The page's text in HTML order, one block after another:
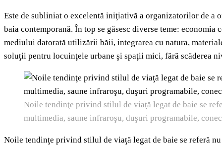
Este de subliniat o excelentă iniţiativă a organizatorilor de a
baia contemporană. În top se găsesc diverse teme:
mediului datorată utilizării băii, integrarea cu natura,
soluţii pentru locuinţele urbane şi spaţii mici, fără scăderea
Noile tendinţe privind stilul de viaţă legat de baie se
multimedia, saune infraroşu, duşuri programabile,
Noile tendinţe privind stilul de viaţă legat de baie se referă